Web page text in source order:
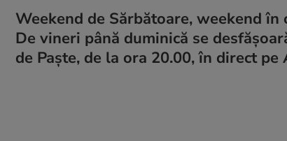
Weekend de Sărbătoare, weekend
De vineri până duminică se
de Paște, de la ora 20.00, în direct